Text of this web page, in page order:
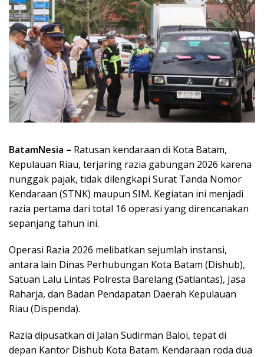
BatamNesia – Ratusan kendaraan di Kota Batam,
Kepulauan Riau, terjaring razia gabungan 2026 karena
nunggak pajak, tidak dilengkapi Surat Tanda Nomor
Kendaraan (STNK) maupun SIM. Kegiatan ini menjadi
razia pertama dari total 16 operasi yang direncanakan
sepanjang tahun ini.
Operasi Razia 2026 melibatkan sejumlah instansi,
antara lain Dinas Perhubungan Kota Batam (Dishub),
Satuan Lalu Lintas Polresta Barelang (Satlantas), Jasa
Raharja, dan Badan Pendapatan Daerah Kepulauan
Riau (Dispenda).
Razia dipusatkan di Jalan Sudirman Baloi, tepat di
depan Kantor Dishub Kota Batam. Kendaraan roda dua